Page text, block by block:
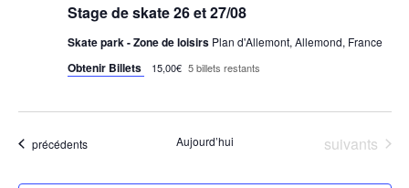
Stage de skate 26 et 27/08
Skate park - Zone de loisirs Plan d'Allemont, Allemond, France
Obtenir Billets 15,00€ 5 billets restants
Évènements
précédents Aujourd’hui Évènements
suivants